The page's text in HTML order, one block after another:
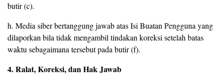
butir (c).
h. Media siber bertanggung jawab atas Isi Buatan Pengguna yang
dilaporkan bila tidak mengambil tindakan koreksi setelah batas
waktu sebagaimana tersebut pada butir (f).
4. Ralat, Koreksi, dan Hak Jawab